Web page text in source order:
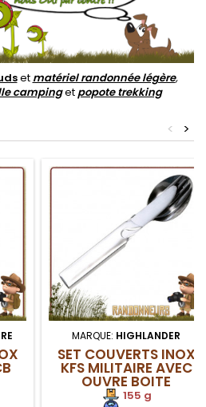
et matériel randonnée légère,
campingetpopote trekking
>
<
MARQUE: HIGHLANDER
SET COUVERTS INOX
KFS MILITAIRE AVEC
OUVRE BOITE
HIGHLANDER
155 g